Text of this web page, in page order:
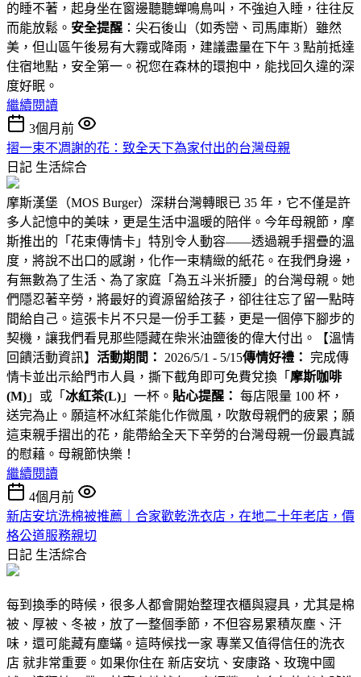
的睡不著，起身坐在窗邊聽聽蟬鳴鳥叫，不強迫入睡，往往反
而能放鬆。 安全提醒 ：尖石後山（如秀巒、司馬庫斯）雖然
美，但山區午後易有大霧或降雨，建議盡量在下午 3 點前抵達
住宿地點，安全第一。祝您在森林的環抱中，能找回久違的深
度好眠。
繼續閱讀
3個月前
摺一束不凋謝的花：致全天下為家付出的台灣母親
日記 生活綜合
摩斯漢堡（MOS Burger）深耕台灣轉眼已 35 年，它不僅是許
多人記憶中的美味，更是生活中溫暖的陪伴。今年母親節，摩
斯推出的「花束傳情卡」特別令人動容——透過親手摺疊的溫
度，將說不出口的感謝，化作一束精緻的紙花。在我們身邊，
有無數為了生活、為了家庭「為五斗米折腰」的台灣母親。她
們隱忍著辛勞，將最好的資源留給孩子，卻往往忘了留一點時
間給自己。這張卡片不只是一份手工藝，更是一個停下腳步的
契機，讓我們看見那些隱藏在柴米油鹽後的偉大付出。【溫情
回饋活動資訊】 活動期間： 2026/5/1 - 5/15傳情好禮： 完成傳
情卡並出示給門市人員，撕下截角即可免費兌換「 摩斯咖啡
(M) 」或「 冰紅茶(L) 」一杯。 貼心提醒： 每店限量 100 杯，
送完為止。願這杯冰紅茶能化作微風，吹散母親們的疲累；願
這束親手摺出的花，能帶給全天下辛勞的台灣母親一份最真誠
的慰藉。母親節快樂！
繼續閱讀
4個月前
新店安坑洗棉被推薦｜合家歡乾洗衣店，在地二十年老店，價
格公道服務親切
日記 生活綜合
每到換季的時候，很多人都會開始整理衣櫃與寢具，尤其是棉
被、厚被、冬被，放了一整個季節，不但容易累積灰塵、汗
味，還可能藏有塵蟎。這時候找一家 專業又值得信任的洗衣
店 就非常重要。如果你住在 新店安坑、安康路、玫瑰中國